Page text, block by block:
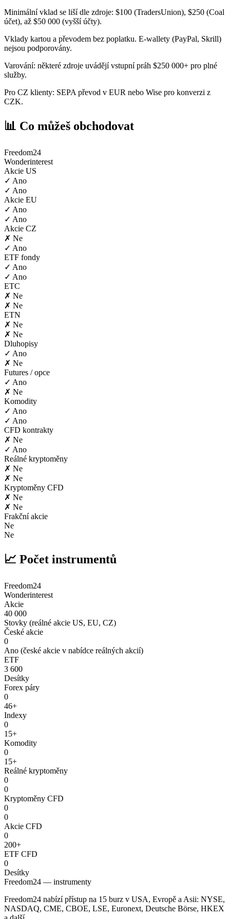
Minimální vklad se liší dle zdroje: $100 (TradersUnion), $250 (Coal
účet), až $50 000 (vyšší účty).
Vklady kartou a převodem bez poplatku. E-wallety (PayPal, Skrill)
nejsou podporovány.
Varování: některé zdroje uvádějí vstupní práh $250 000+ pro plné
služby.
Pro CZ klienty: SEPA převod v EUR nebo Wise pro konverzi z
CZK.
📊 Co můžeš obchodovat
Freedom24
Wonderinterest
Akcie US
✓ Ano
✓ Ano
Akcie EU
✓ Ano
✓ Ano
Akcie CZ
✗ Ne
✓ Ano
ETF fondy
✓ Ano
✓ Ano
ETC
✗ Ne
✗ Ne
ETN
✗ Ne
✗ Ne
Dluhopisy
✓ Ano
✗ Ne
Futures / opce
✓ Ano
✗ Ne
Komodity
✓ Ano
✓ Ano
CFD kontrakty
✗ Ne
✓ Ano
Reálné kryptoměny
✗ Ne
✗ Ne
Kryptoměny CFD
✗ Ne
✗ Ne
Frakční akcie
Ne
Ne
📈 Počet instrumentů
Freedom24
Wonderinterest
Akcie
40 000
Stovky (reálné akcie US, EU, CZ)
České akcie
0
Ano (české akcie v nabídce reálných akcií)
ETF
3 600
Desítky
Forex páry
0
46+
Indexy
0
15+
Komodity
0
15+
Reálné kryptoměny
0
0
Kryptoměny CFD
0
0
Akcie CFD
0
200+
ETF CFD
0
Desítky
Freedom24 — instrumenty
Freedom24 nabízí přístup na 15 burz v USA, Evropě a Asii: NYSE,
NASDAQ, CME, CBOE, LSE, Euronext, Deutsche Börse, HKEX